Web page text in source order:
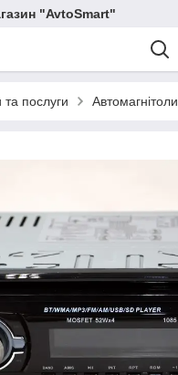
"AvtoSmart"
послуги Автомагнітоли